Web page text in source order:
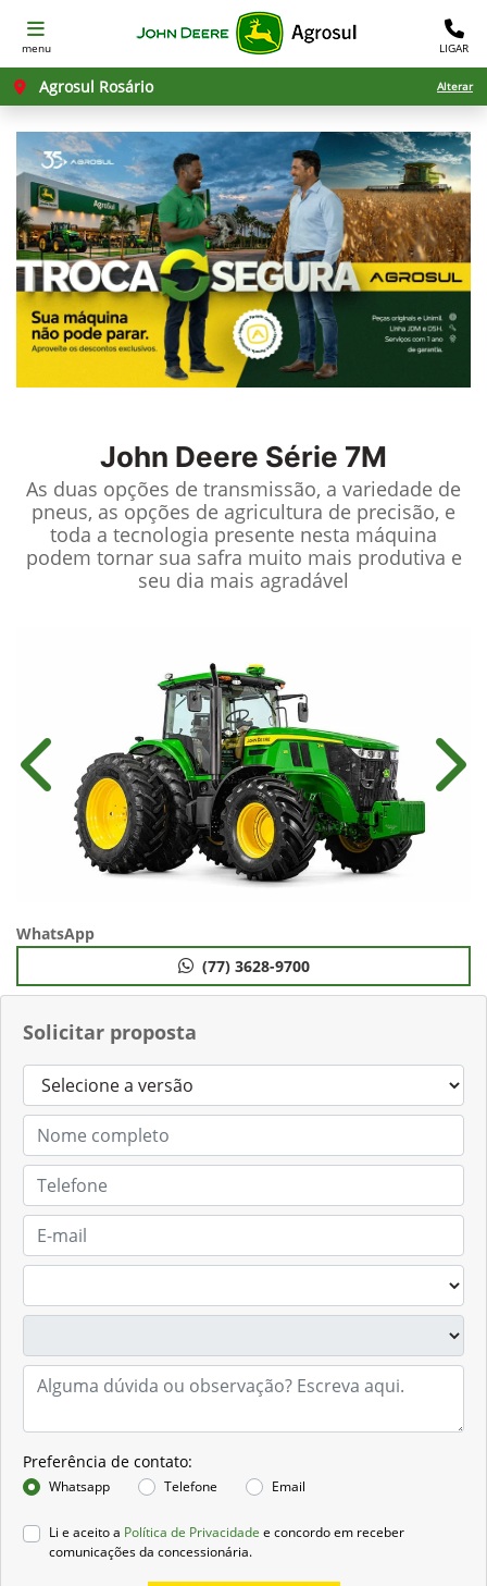
menu LIGAR
Agrosul Rosário Alterar
John Deere Série 7M
As duas opções de transmissão, a variedade de
pneus, as opções de agricultura de precisão, e
toda a tecnologia presente nesta máquina
podem tornar sua safra muito mais produtiva e
seu dia mais agradável
Solicitar proposta
Preferência de contato:
Whatsapp Telefone Email
Li e aceito a Política de Privacidade e concordo em receber
comunicações da concessionária.
Anterior
WhatsApp
(77) 3628-9700